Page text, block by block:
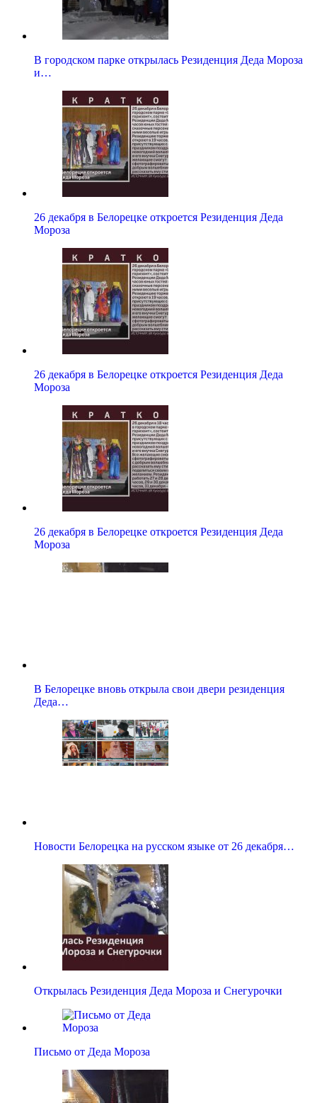
В городском парке открылась Резиденция Деда Мороза
и…
26 декабря в Белорецке откроется Резиденция Деда
Мороза
26 декабря в Белорецке откроется Резиденция Деда
Мороза
26 декабря в Белорецке откроется Резиденция Деда
Мороза
В Белорецке вновь открыла свои двери резиденция
Деда…
Новости Белорецка на русском языке от 26 декабря…
Открылась Резиденция Деда Мороза и Снегурочки
Письмо от Деда Мороза